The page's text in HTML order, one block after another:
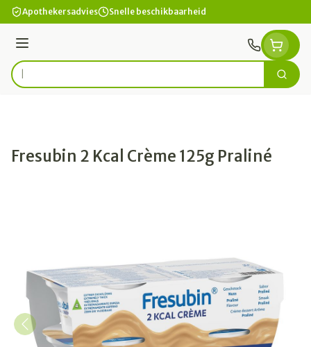
Ga naar de inhoud
Apothekersadvies Snelle beschikbaarheid
Menu
Product, merk, categorie... Zoek
Fresubin 2 Kcal Crème 125g Praliné